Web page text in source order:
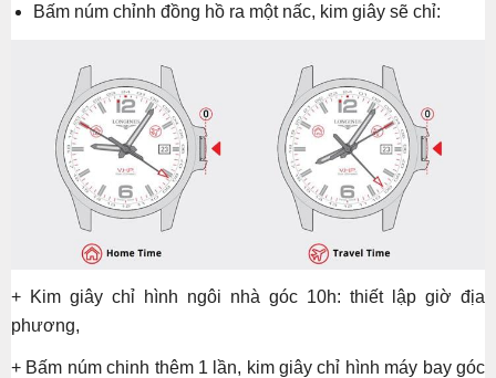
Bấm núm chỉnh đồng hồ ra một nấc, kim giây sẽ chỉ:
+ Kim giây chỉ hình ngôi nhà góc 10h: thiết lập giờ địa
phương,
+ Bấm núm chinh thêm 1 lần, kim giây chỉ hình máy bay góc